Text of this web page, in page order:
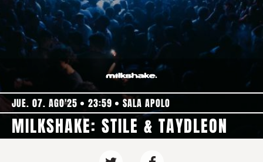
JUE. 07. AGO'25 23:59 SALA APOLO
MILKSHAKE: STILE & TAYDLEON